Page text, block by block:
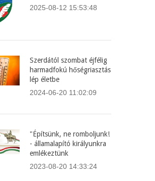
2025-08-12 15:53:48
Szerdától szombat éjfélig
harmadfokú hőségriasztás
lép életbe
2024-06-20 11:02:09
"Építsünk, ne romboljunk!
- államalapító királyunkra
emlékeztünk
2023-08-20 14:33:24